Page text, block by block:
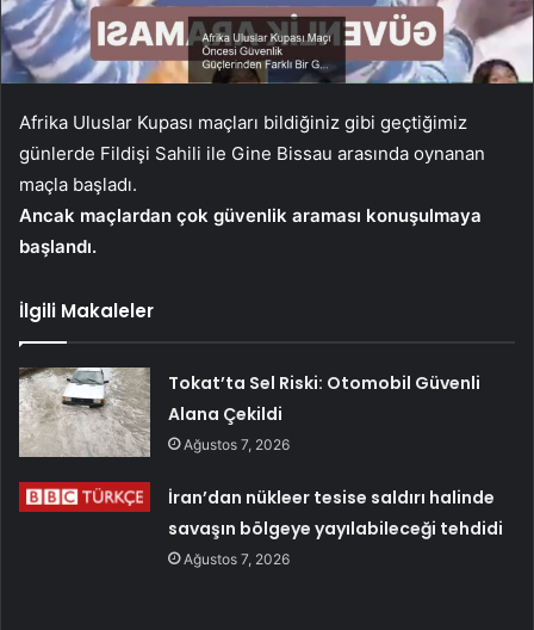
Afrika Uluslar Kupası maçları bildiğiniz gibi geçtiğimiz
günlerde Fildişi Sahili ile Gine Bissau arasında oynanan
maçla başladı.
Ancak maçlardan çok güvenlik araması konuşulmaya
başlandı.
İlgili Makaleler
Tokat’ta Sel Riski: Otomobil Güvenli
Alana Çekildi
Ağustos 7, 2026
İran’dan nükleer tesise saldırı halinde
savaşın bölgeye yayılabileceği tehdidi
Ağustos 7, 2026